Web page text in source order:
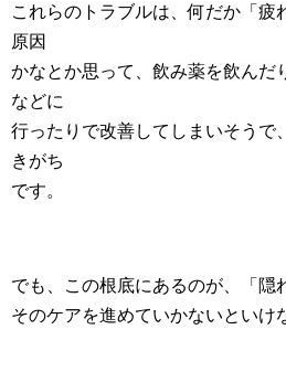
これらのトラブルは、何だか「疲
原因
かなとか思って、飲み薬を飲んだ
などに
行ったりで改善してしまいそうで
きがち
です。
でも、この根底にあるのが、「隠
そのケアを進めていかないといけ